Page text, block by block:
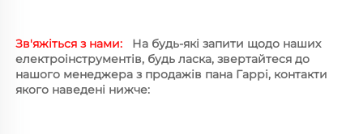
Зв'яжіться з нами: На будь-які запити щодо наших
електроінструментів, будь ласка, звертайтеся до
нашого менеджера з продажів пана Гаррі, контакти
якого наведені нижче: